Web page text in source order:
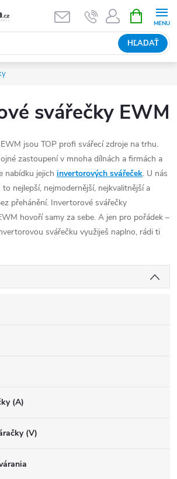
HĽADAŤ
svářečky EWM
jsou TOP profi svářecí zdroje na trhu.
zastoupení v mnoha dílnách a firmách a
nabídku jejich invertorových svářeček. U nás
nejlepší, nejmodernější, nejkvalitnější a
přehánění. Invertorové svářečky
hovoří samy za sebe. A jen pro pořádek –
svářečku využiješ naplno, rádi ti
(A)
(V)